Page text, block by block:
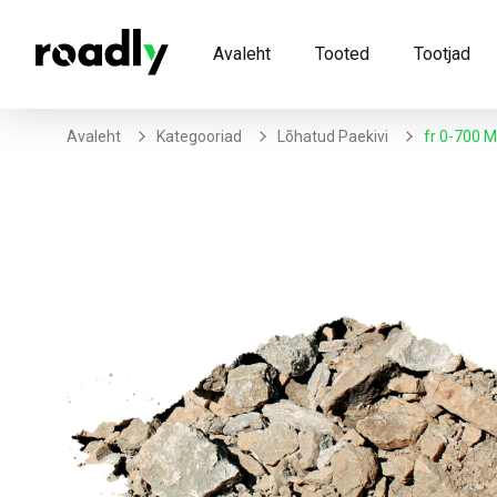
Avaleht Tooted Tootjad
Avaleht Kategooriad Lõhatud Paekivi Fr 0-700